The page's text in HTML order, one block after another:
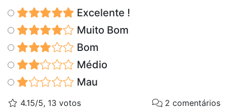
Excelente !
Muito Bom
Bom
Médio
Mau
4.15/5, 13 votos 2 comentários